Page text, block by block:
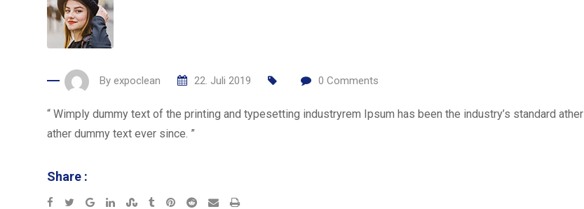
By expoclean 22. Juli 2019 0 Comments
“ Wimply dummy text of the printing and typesetting industryrem Ipsum has been the industry’s standard ather
ather dummy text ever since. ”
Share :
Google+LinkedInStumbleUpon
TumblrPinterest
Reddit SharePrint